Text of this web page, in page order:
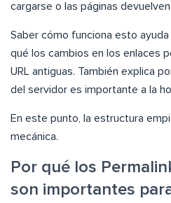
cargarse o las páginas
Saber cómo funciona esto
qué los cambios en los enlaces
URL antiguas. También explica
del servidor es importante a la
En este punto, la estructura
mecánica.
Por qué los
son importantes